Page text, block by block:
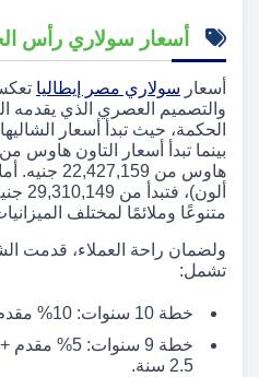
أسعار سولاري رأس
أسعار سولاري مصر إيطاليا
والتصميم العصري الذي
هاوس من
متنوعًا وملائمًا لمختلف
ولضمان راحة العملاء، قدمت
تشمل:
خطة 10 سنوات: 10% مقدم + 8% بعد 2.5 سنة.
2.5 سنة.